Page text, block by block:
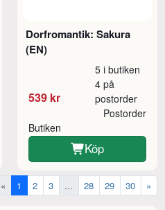
Dorfromantik: Sakura
(EN)
539 kr
5 i butiken
4 på
postorder
Butiken
Postorder
Köp
« 1 2 3 ... 28 29 30 »